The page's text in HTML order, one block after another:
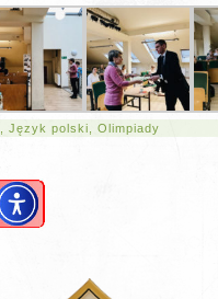
,Język polski ,Olimpiady